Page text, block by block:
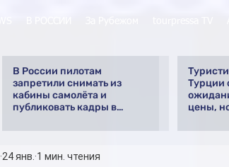
В России пилотам
запретили снимать из
кабины самолёта и
публиковать кадры в
Турции
цены,
24 янв. 1 мин. чтения